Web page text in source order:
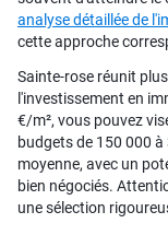
analyse détaillée de
cette approche
Sainte-rose réunit
l'investissement en
€/m², vous pouvez
budgets de 150 000 à
moyenne, avec un
bien négociés.
une sélection